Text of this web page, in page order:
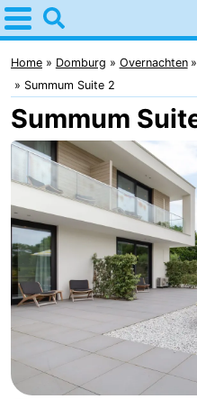
Home
Domburg
Tips
Voor
kinderen
Webcam
Webcam
Webcam
Strand
Overnachten
Appartementen
-
Home Domburg Overnachten
Summum Suite 2
Summum